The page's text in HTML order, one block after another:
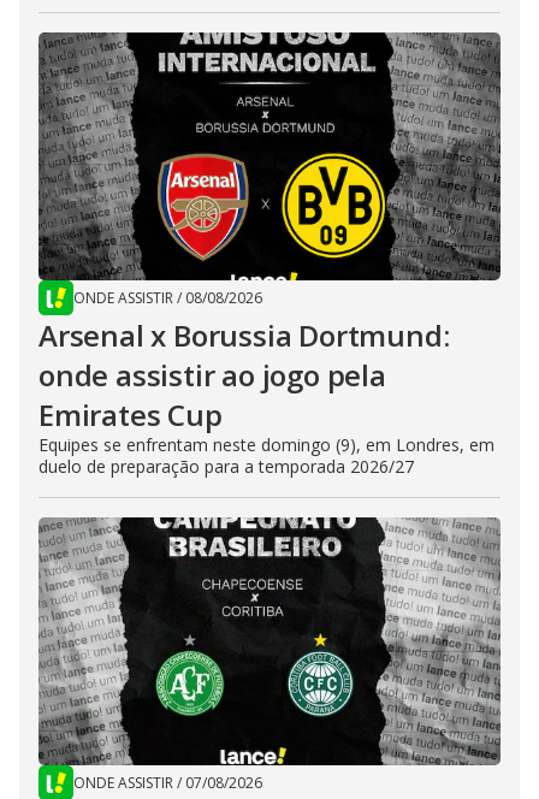
ONDE ASSISTIR/ 08/08/2026
Arsenal x Borussia Dortmund:
onde assistir ao jogo pela
Emirates Cup
Equipes se enfrentam neste domingo (9), em Londres, em
duelo de preparação para a temporada 2026/27
ONDE ASSISTIR/ 07/08/2026